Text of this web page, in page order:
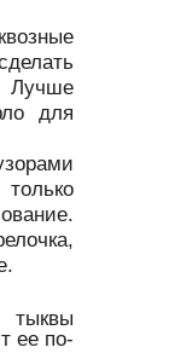
Лучше
для
тыквы
ее по-